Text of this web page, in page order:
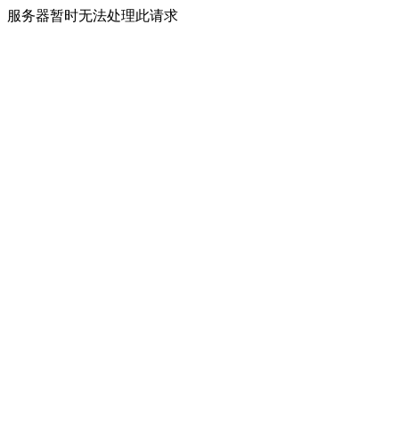
服务器暂时无法处理此请求